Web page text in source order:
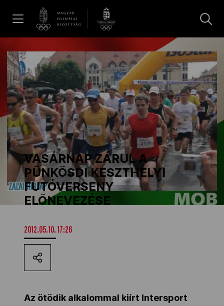
Hírek
Galéria
Dakar 2026
Los Angeles 2028
MOB
Kettőskarrier-program
VASÁRNAP ZÁRUL A
PÜNKÖSDI KESZTHELYI
FUTÓVERSENY
ELŐNEVEZÉSE
2012.05.10. 17:26
Az ötödik alkalommal kiírt Intersport